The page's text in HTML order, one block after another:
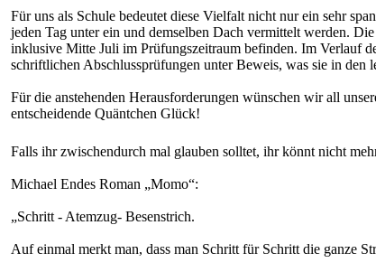
Für uns als Schule bedeutet diese Vielfalt nicht nur ein sehr
jeden Tag unter ein und demselben Dach vermittelt werden.
inklusive Mitte Juli im Prüfungszeitraum befinden. Im Verlauf
schriftlichen Abschlussprüfungen unter Beweis, was sie in den
Für die anstehenden Herausforderungen wünschen wir all
entscheidende Quäntchen Glück!
Falls ihr zwischendurch mal glauben solltet, ihr könnt nicht
Michael Endes Roman „Momo“:
„Schritt - Atemzug- Besenstrich.
Auf einmal merkt man, dass man Schritt für Schritt die ganze